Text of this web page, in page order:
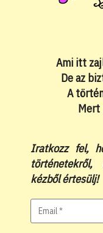
Ami itt
De az
A
Mert
Iratkozz fel,
kézből értesülj!